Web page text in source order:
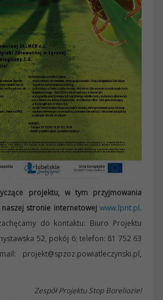
projektu, w tym przyjmowania
stronie internetowej www.lpnt.pl.
do kontaktu: Biuro Projektu
52, pokój 6; telefon: 81 752 63
projekt@spzoz.powiatleczynski.pl,
Zespół Projektu Stop Boreliozie!